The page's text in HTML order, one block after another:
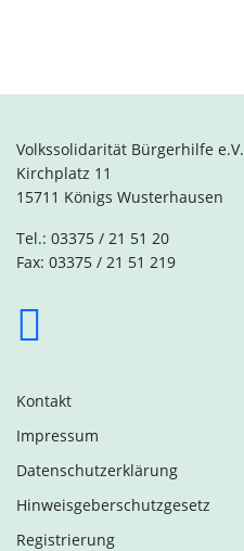
Volkssolidarität Bürgerhilfe e.V.
Kirchplatz 11
15711 Königs Wusterhausen
Tel.: 03375 / 21 51 20
Fax: 03375 / 21 51 219
Kontakt
Impressum
Datenschutzerklärung
Hinweisgeberschutzgesetz
Registrierung